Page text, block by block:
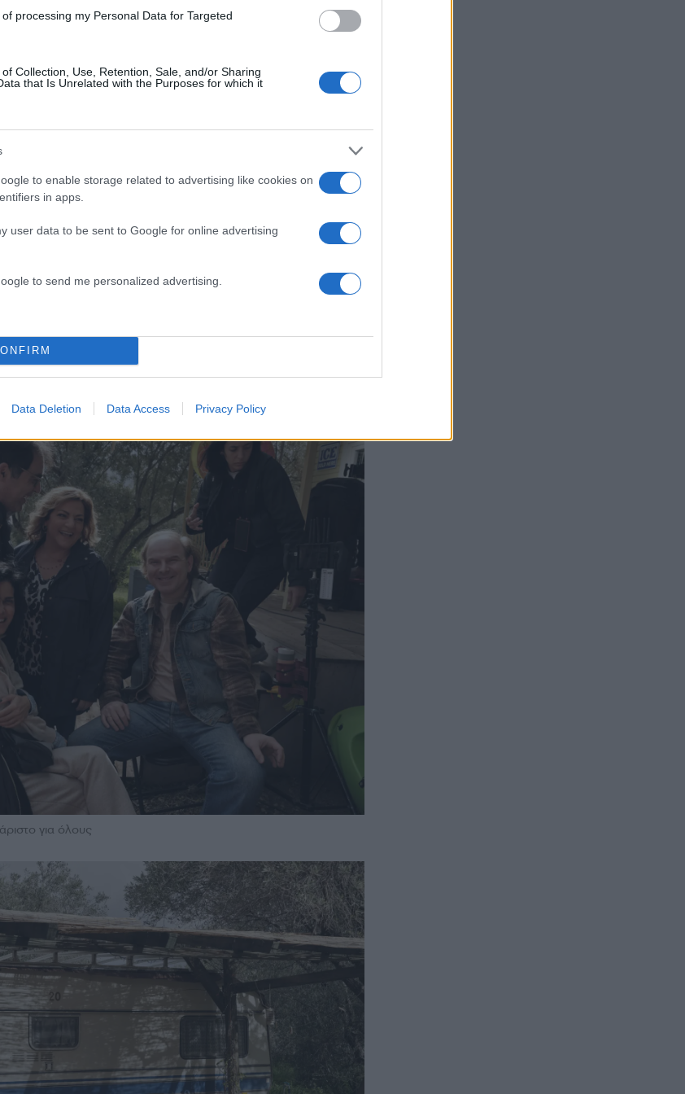
processing my Personal Data for Targeted
Collection, Use, Retention, Sale, and/or Sharing
that Is Unrelated with the Purposes for which it
to enable storage related to advertising like cookies on
in apps.
user data to be sent to Google for online advertising
to send me personalized advertising.
Data Deletion Data Access Privacy Policy
της σειράς:
για όλους